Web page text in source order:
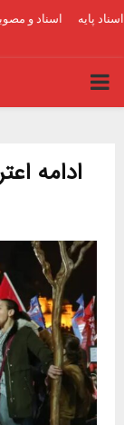
اسناد پایه اسناد و
PRIMARY
ادامه